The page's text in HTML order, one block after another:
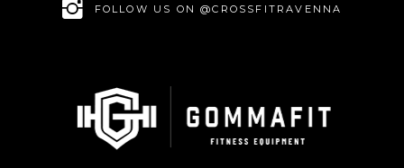
FOLLOW US ON @CROSSFITRAVENNA